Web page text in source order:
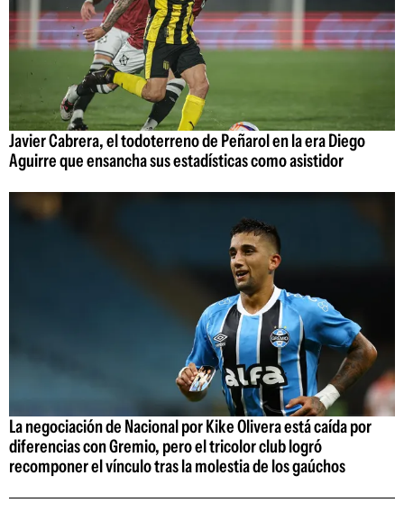
Javier Cabrera, el todoterreno de Peñarol en la era Diego
Aguirre que ensancha sus estadísticas como asistidor
La negociación de Nacional por Kike Olivera está caída por
diferencias con Gremio, pero el tricolor club logró
recomponer el vínculo tras la molestia de los gaúchos